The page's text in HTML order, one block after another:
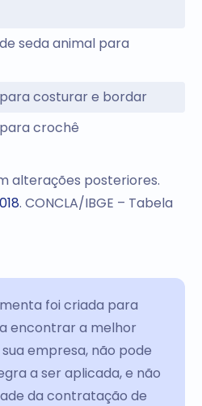
seda animal para
costurar e bordar
crochê
alterações posteriores.
. CONCLA/IBGE – Tabela
foi criada para
encontrar a melhor
empresa, não pode
a ser aplicada, e não
da contratação de